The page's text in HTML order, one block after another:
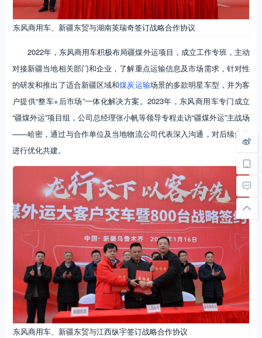
东风商用车、新疆东贸与湖南英瑞奇签订战略合作协议
2022年，东风商用车积极布局疆煤外运项目，成立工作专班，主动
对接新疆当地相关部门和企业，了解重点运输信息及市场需求，针对性
的研发和推出了适合新疆区域和煤炭运输场景的多款明星车型，并为客
户提供“整车+后市场”一体化解决方案。2023年，东风商用车专门成立
“疆煤外运”项目组，公司总经理张小帆等领导专程走访“疆煤外运”主战场
——哈密，通过与合作单位及当地物流公司代表深入沟通，对后续合作
进行优化共建。
东风商用车、新疆东贸与江西纵宇签订战略合作协议